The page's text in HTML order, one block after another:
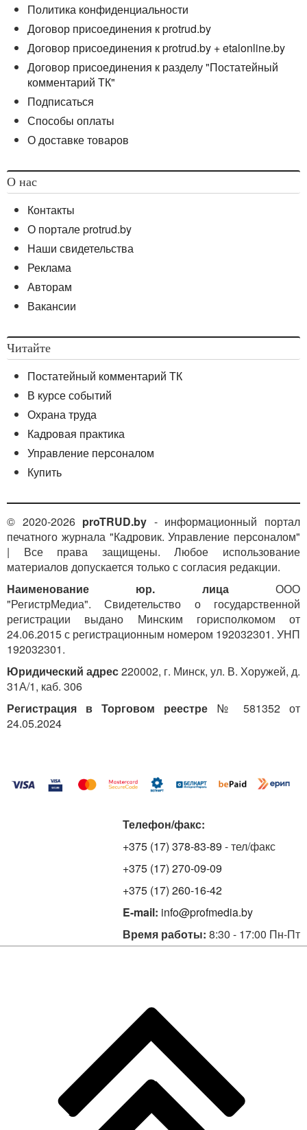
Политика конфиденциальности
Договор присоединения к protrud.by
Договор присоединения к protrud.by + etalonline.by
Договор присоединения к разделу "Постатейный
комментарий ТК"
Подписаться
Способы оплаты
О доставке товаров
О нас
Контакты
О портале protrud.by
Наши свидетельства
Реклама
Авторам
Вакансии
Читайте
Постатейный комментарий ТК
В курсе событий
Охрана труда
Кадровая практика
Управление персоналом
Купить
© 2020-2026 proTRUD.by - информационный портал
печатного журнала "Кадровик. Управление персоналом"
| Все права защищены. Любое использование
материалов допускается только с согласия редакции.
Наименование юр. лицаООО
"РегистрМедиа". Свидетельство о государственной
регистрации выдано Минским горисполкомом от
24.06.2015 с регистрационным номером 192032301. УНП
192032301.
Юридический адрес220002, г. Минск, ул. В. Хоружей, д.
31А/1, каб. 306
Регистрация в Торговом реестре № 581352 от
24.05.2024
Телефон/факс:
+375 (17) 378-83-89 - тел/факс
+375 (17) 270-09-09
+375 (17) 260-16-42
E-mail: info@profmedia.by
Время работы: 8:30 - 17:00 Пн-Пт